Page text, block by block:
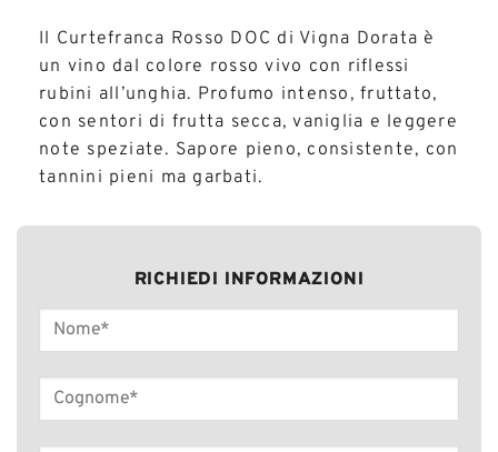
Il Curtefranca Rosso DOC di Vigna Dorata è
un vino dal colore rosso vivo con riflessi
rubini all’unghia. Profumo intenso, fruttato,
con sentori di frutta secca, vaniglia e leggere
note speziate. Sapore pieno, consistente, con
tannini pieni ma garbati.
RICHIEDI INFORMAZIONI